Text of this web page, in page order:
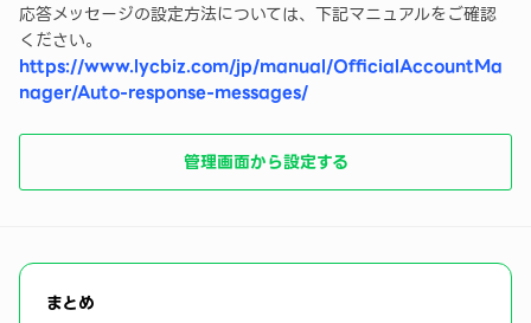
応答メッセージの設定方法については、下記マニュアルをご確認
ください。
https://www.lycbiz.com/jp/manual/OfficialAccountMa
nager/Auto-response-messages/
管理画面から設定する
まとめ